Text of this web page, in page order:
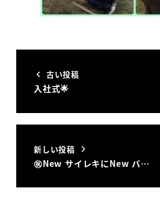
古い投稿
入社式🌟
新しい投稿
㊗️New サイレキにNew バ…